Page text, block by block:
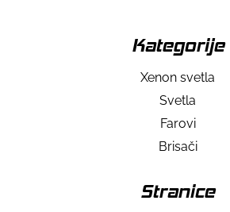
Kategorije
Xenon svetla
Svetla
Farovi
Brisači
Stranice